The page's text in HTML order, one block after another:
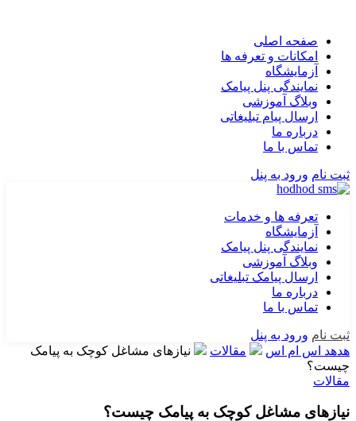
صفحه اصلی
امکانات و تعرفه ها
آزمایشگاه
نمایندگی پنل پیامک
وبلاگ آموزشی
ارسال پیام تبلیغاتی
درباره ما
تماس با ما
ثبت نام ورود به پنل
تعرفه ها و خدمات
آزمایشگاه
نمایندگی پنل پیامک
وبلاگ آموزشی
ارسال پیامک تبلیغاتی
درباره ما
تماس با ما
ثبت نام ورود به پنل
هدهد اس ام اس
مقالات
نیازهای مشاغل کوچک به پیامک
چیست؟
مقالات
نیازهای مشاغل کوچک به پیامک چیست؟